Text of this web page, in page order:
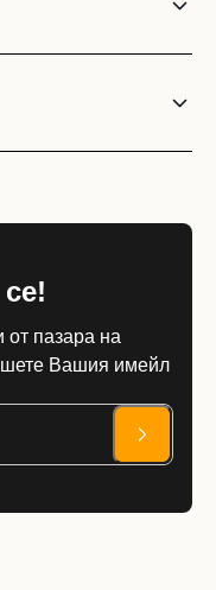
от пазара на
Вашия имейл